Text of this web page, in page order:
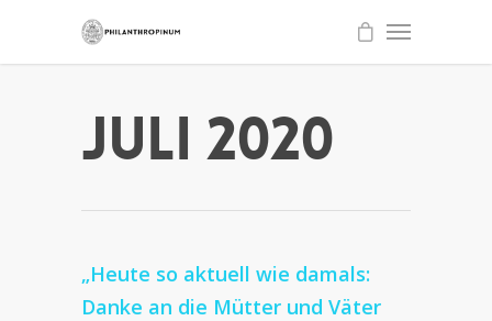
Juli 2020
„Heute so aktuell wie damals:
Danke an die Mütter und Väter